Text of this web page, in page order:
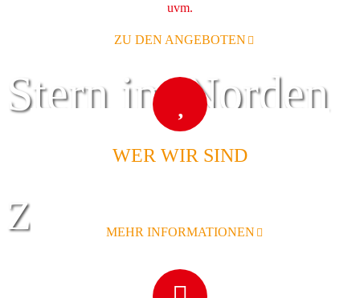
Stern im Norden
Zentrum für
uvm.
ZU DEN ANGEBOTEN
WER WIR SIND
MEHR INFORMATIONEN